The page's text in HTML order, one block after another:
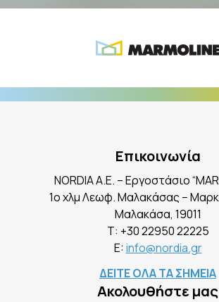
Επικοινωνία
NORDIA A.E. – Εργοστάσιο
1ο χλμ Λεωφ. Μαλακάσας –
Mαλακάσα, 19011
Τ: +30 22950 22225
E:info@nordia.gr
ΔΕΙΤΕ ΟΛΑ ΤΑ ΣΗΜΕΙΑ
Ακολουθήστε μας